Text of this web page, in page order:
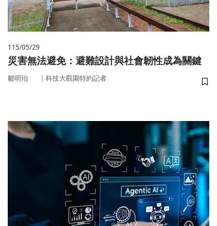
115/05/29
災害無法避免：避難設計與社會韌性成為關鍵
鄒明珆 ｜ 科技大觀園特約記者
儲